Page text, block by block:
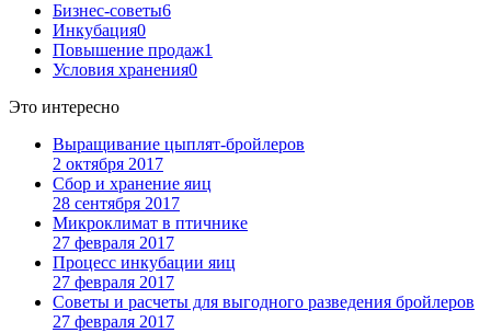
Бизнес-советы6
Инкубация0
Повышение продаж1
Условия хранения0
Это интересно
Выращивание цыплят-бройлеров
2 октября 2017
Сбор и хранение яиц
28 сентября 2017
Микроклимат в птичнике
27 февраля 2017
Процесс инкубации яиц
27 февраля 2017
Советы и расчеты для выгодного разведения бройлеров
27 февраля 2017